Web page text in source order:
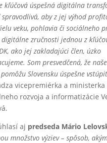
kľúčová úspešná digitálna
aby z jej výhod
veku, pohlavia či sociálneho
zručnosti jednou z
ako jej zakladajúci člen, úzko
Som presvedčená, že
Slovensku úspešne
vicepremiérka a
rozvoja a informatizácie
aj predseda Mário
množstvo výziev – spôsob,